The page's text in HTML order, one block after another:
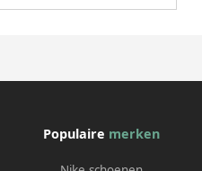
Populaire merken